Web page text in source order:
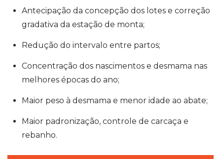
Antecipação da concepção dos lotes e correção
gradativa da estação de monta;
Redução do intervalo entre partos;
Concentração dos nascimentos e desmama nas
melhores épocas do ano;
Maior peso à desmama e menor idade ao abate;
Maior padronização, controle de carcaça e
rebanho.